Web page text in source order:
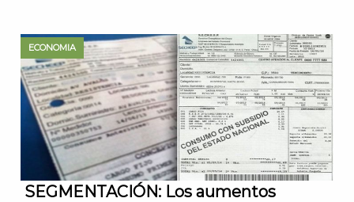
ECONOMIA
SEGMENTACIÓN: Los aumentos